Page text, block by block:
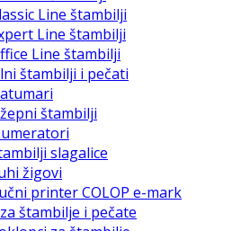
Line štambilji
Line štambilji
Line štambilji
štambilji i pečati
štambilji
slagalice
žigovi
printer COLOP e-mark
štambilje i pečate